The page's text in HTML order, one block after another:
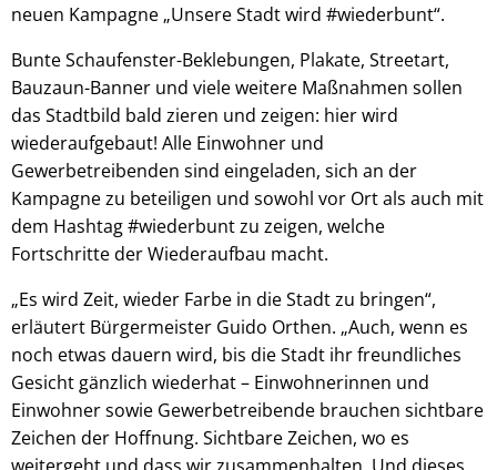
neuen Kampagne „Unsere Stadt wird #wiederbunt“.
Bunte Schaufenster-Beklebungen, Plakate, Streetart,
Bauzaun-Banner und viele weitere Maßnahmen sollen
das Stadtbild bald zieren und zeigen: hier wird
wiederaufgebaut! Alle Einwohner und
Gewerbetreibenden sind eingeladen, sich an der
Kampagne zu beteiligen und sowohl vor Ort als auch mit
dem Hashtag #wiederbunt zu zeigen, welche
Fortschritte der Wiederaufbau macht.
„Es wird Zeit, wieder Farbe in die Stadt zu bringen“,
erläutert Bürgermeister Guido Orthen. „Auch, wenn es
noch etwas dauern wird, bis die Stadt ihr freundliches
Gesicht gänzlich wiederhat – Einwohnerinnen und
Einwohner sowie Gewerbetreibende brauchen sichtbare
Zeichen der Hoffnung. Sichtbare Zeichen, wo es
weitergeht und dass wir zusammenhalten. Und dieses